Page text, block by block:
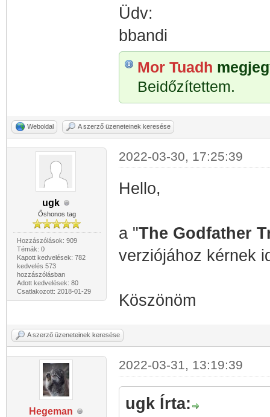
Üdv:
bbandi
Mor Tuadh
Beidőzítettem.
Weboldal A szerző üzeneteinek keresése
ugk
Őshonos tag
Hozzászólások: 909
Témák: 0
Kapott kedvelések: 782
kedvelés 573
hozzászólásban
Adott kedvelések: 80
Csatlakozott: 2018-01-29
2022-03-30, 17:25:39
Hello,
a "The Godfather
verziójához kérnek
Köszönöm
A szerző üzeneteinek keresése
Hegeman
2022-03-31, 13:19:39
ugk Írta: